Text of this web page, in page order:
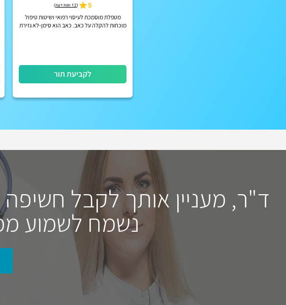
5
(12 חוות דעת )
מטפלת מוסמכת לעיסוי רפואי ושיטות טיפול
מוכחות להקלה על כאב. כאב הוא סימן-לא גזירת
לקביעת תור
ד"ר, מעניין אותך לקבל
נשמח לשמוע